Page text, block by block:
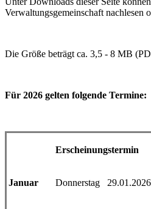
Verwaltungsgemeinschaft nachlesen
Die Größe beträgt ca. 3,5 - 8 MB
Für 2026 gelten folgende Termine:
Erscheinungstermin
Januar Donnerstag 29.01.2026